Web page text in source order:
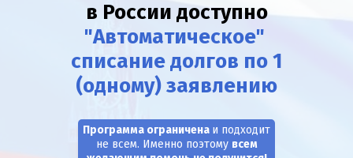
в России доступно
"Автоматическое"
списание долгов по 1
(одному) заявлению
Программа ограничена и подходит
не всем. Именно поэтому всем